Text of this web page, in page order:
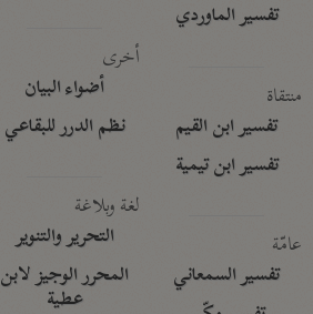
تفسير الماوردي
منتقاة
تفسير ابن القيم
تفسير ابن تيمية
عامّة
تفسير السمعاني
أخرى
أضواء البيان
نظم الدرر للبقاعي
لغة وبلاغة
التحرير والتنوير
المحرر الوجيز لابن
عطية